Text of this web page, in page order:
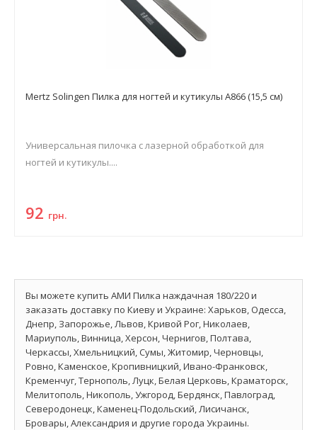
Mertz Solingen Пилка для ногтей и кутикулы A866 (15,5 см)
Универсальная пилочка с лазерной обработкой для
ногтей и кутикулы....
92 грн.
Вы можете купить АМИ Пилка наждачная 180/220 и
заказать доставку по Киеву и Украине: Харьков, Одесса,
Днепр, Запорожье, Львов, Кривой Рог, Николаев,
Мариуполь, Винница, Херсон, Чернигов, Полтава,
Черкассы, Хмельницкий, Сумы, Житомир, Черновцы,
Ровно, Каменское, Кропивницкий, Ивано-Франковск,
Кременчуг, Тернополь, Луцк, Белая Церковь, Краматорск,
Мелитополь, Никополь, Ужгород, Бердянск, Павлоград,
Северодонецк, Каменец-Подольский, Лисичанск,
Бровары, Александрия и другие города Украины.